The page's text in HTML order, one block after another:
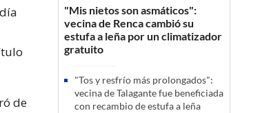
de
"Mis nietos son asmáticos":
vecina de Renca cambió su
estufa a leña por un climatizador
gratuito
"Tos y resfrío más prolongados":
vecina de Talagante fue beneficiada
con recambio de estufa a leña